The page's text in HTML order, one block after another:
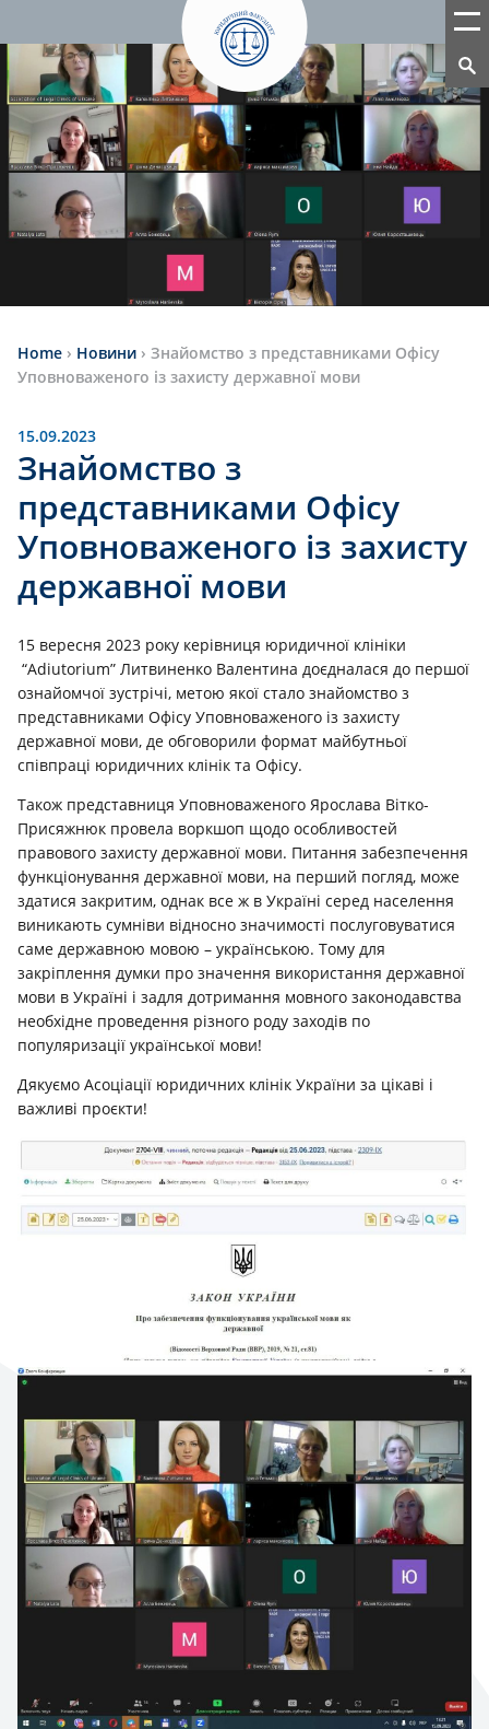
Home › Новини › Знайомство з представниками Офісу
Уповноваженого із захисту державної мови
15.09.2023
Знайомство з
представниками Офісу
Уповноваженого із захисту
державної мови
15 вересня 2023 року керівниця юридичної клініки
“Adiutorium” Литвиненко Валентина доєдналася до першої
ознайомчої зустрічі, метою якої стало знайомство з
представниками Офісу Уповноваженого із захисту
державної мови, де обговорили формат майбутньої
співпраці юридичних клінік та Офісу.
Також представниця Уповноваженого Ярослава Вітко-
Присяжнюк провела воркшоп щодо особливостей
правового захисту державної мови. Питання забезпечення
функціонування державної мови, на перший погляд, може
здатися закритим, однак все ж в Україні серед населення
виникають сумніви відносно значимості послуговуватися
саме державною мовою – українською. Тому для
закріплення думки про значення використання державної
мови в Україні і задля дотримання мовного законодавства
необхідне проведення різного роду заходів по
популяризації української мови!
Дякуємо Асоціації юридичних клінік України за цікаві і
важливі проєкти!